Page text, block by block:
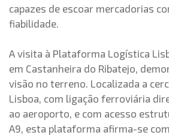
capazes de escoar mercadorias
fiabilidade.
A visita à Plataforma Logística
em Castanheira do Ribatejo,
visão no terreno. Localizada a
Lisboa, com ligação ferroviária
ao aeroporto, e com acesso
A9, esta plataforma afirma-se